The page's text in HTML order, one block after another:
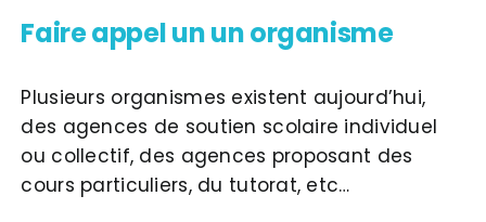
Faire appel un un organisme
Plusieurs organismes existent aujourd’hui,
des agences de soutien scolaire individuel
ou collectif, des agences proposant des
cours particuliers, du tutorat, etc…